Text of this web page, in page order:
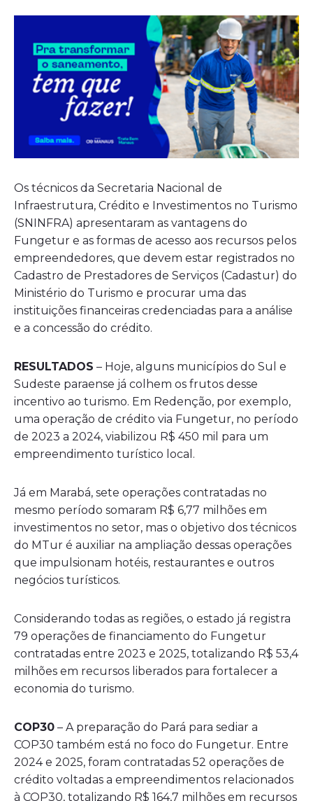
Os técnicos da Secretaria Nacional de
Infraestrutura, Crédito e Investimentos no Turismo
(SNINFRA) apresentaram as vantagens do
Fungetur e as formas de acesso aos recursos pelos
empreendedores, que devem estar registrados no
Cadastro de Prestadores de Serviços (Cadastur) do
Ministério do Turismo e procurar uma das
instituições financeiras credenciadas para a análise
e a concessão do crédito.
RESULTADOS – Hoje, alguns municípios do Sul e
Sudeste paraense já colhem os frutos desse
incentivo ao turismo. Em Redenção, por exemplo,
uma operação de crédito via Fungetur, no período
de 2023 a 2024, viabilizou R$ 450 mil para um
empreendimento turístico local.
Já em Marabá, sete operações contratadas no
mesmo período somaram R$ 6,77 milhões em
investimentos no setor, mas o objetivo dos técnicos
do MTur é auxiliar na ampliação dessas operações
que impulsionam hotéis, restaurantes e outros
negócios turísticos.
Considerando todas as regiões, o estado já registra
79 operações de financiamento do Fungetur
contratadas entre 2023 e 2025, totalizando R$ 53,4
milhões em recursos liberados para fortalecer a
economia do turismo.
COP30 – A preparação do Pará para sediar a
COP30 também está no foco do Fungetur. Entre
2024 e 2025, foram contratadas 52 operações de
crédito voltadas a empreendimentos relacionados
à COP30, totalizando R$ 164,7 milhões em recursos